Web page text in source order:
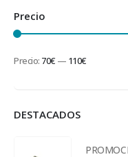
Precio
Precio: 70€ — 110€
DESTACADOS